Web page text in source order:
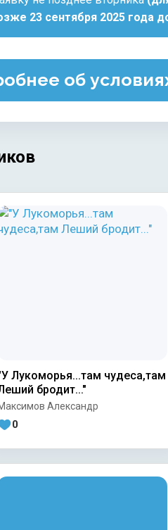
23 сентября 2025 года
об
Лукоморья...там чудеса,там
бродит..."
Александр
0